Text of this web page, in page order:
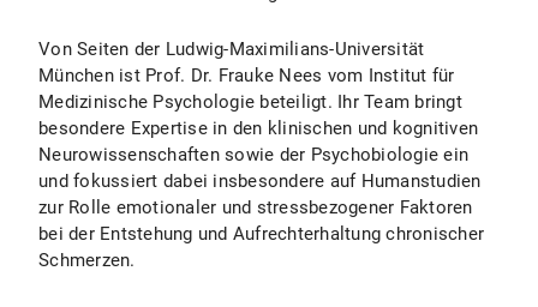
Von Seiten der Ludwig-Maximilians-Universität
München ist Prof. Dr. Frauke Nees vom Institut für
Medizinische Psychologie beteiligt. Ihr Team bringt
besondere Expertise in den klinischen und kognitiven
Neurowissenschaften sowie der Psychobiologie ein
und fokussiert dabei insbesondere auf Humanstudien
zur Rolle emotionaler und stressbezogener Faktoren
bei der Entstehung und Aufrechterhaltung chronischer
Schmerzen.